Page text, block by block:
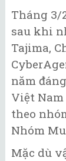
Tháng 3/
sau khi
Tajima,
năm
Việt
theo
Nhóm
Mặc dù